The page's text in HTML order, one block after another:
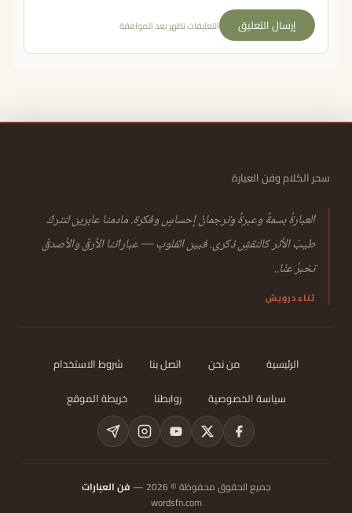
إرسال التعليق التعليقات تظهر بعد الموافقة
سحر الكلام وفن العبارة
العبارةُ بسمةٌ وعبرةٌ وترجمانُ إحساسٍ وفكرة. مادمنا عابرين لنتركَ
طيبَ الأثر كالنقشِ ذكرى. فبين القلوبِ — عباراتنا الأرقّ والأصدقُ
تخبرُ عنّا..
ثناء درويش
الرئيسية من نحن اتصل بنا
شروط الاستخدام
سياسة الخصوصية
روابطنا خريطة الموقع
جميع الحقوق محفوظة © 2026 —
فن العبارات
wordsfn.com